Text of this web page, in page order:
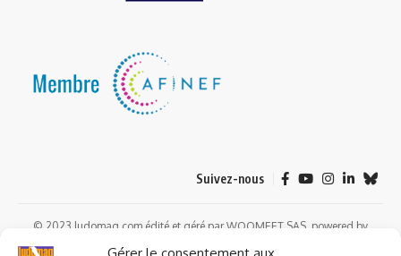
Suivez-nous
© 2023 ludomag.com édité et géré par WOOMEET SAS, powered by